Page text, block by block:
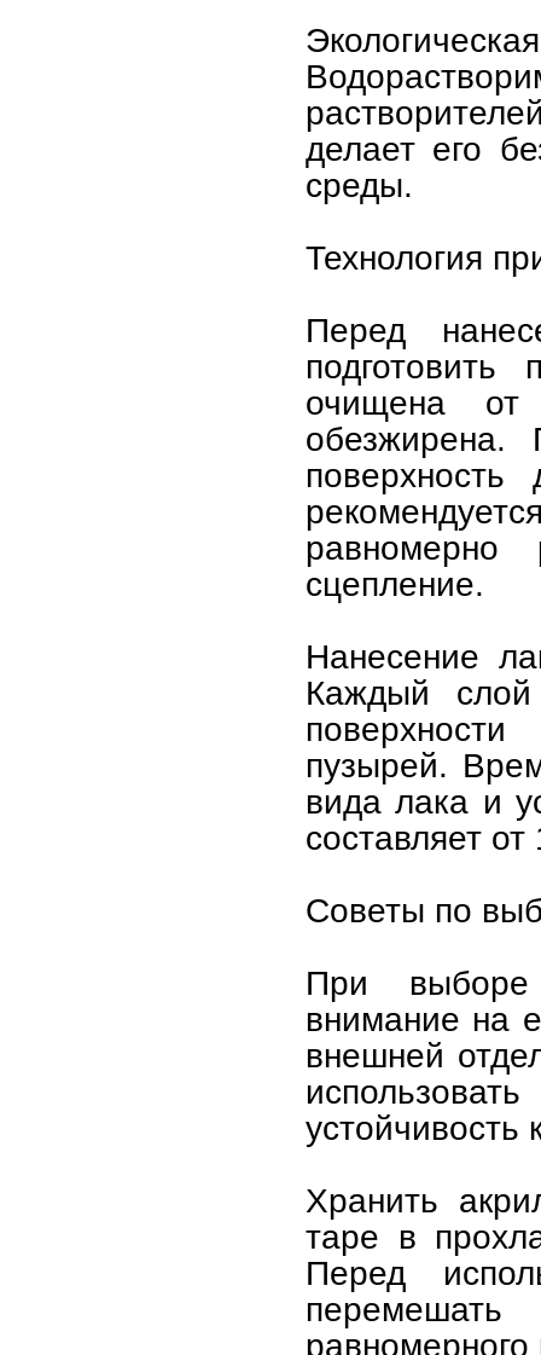
делает его
среды.
Технология
Перед
очищена
обезжирена.
сцепление.
Нанесение
Каждый
пузырей.
вида лака и
составляет
Советы по
При выборе
внимание на
внешней
устойчивость
Хранить
таре в
Перед